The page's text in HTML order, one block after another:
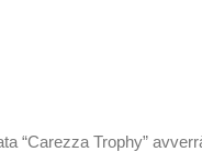
“Carezza Trophy”